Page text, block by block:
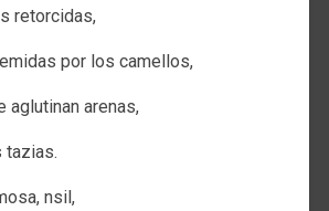
retorcidas,
por los camellos,
aglutinan arenas,
tazias.
nsil,